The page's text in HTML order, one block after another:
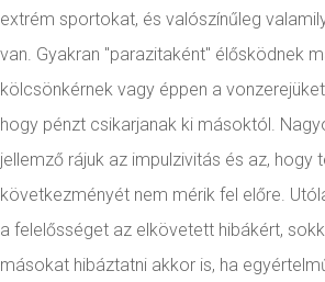
extrém sportokat, és valószínűleg
van. Gyakran "parazitaként" élősködnek
kölcsönkérnek vagy éppen a
hogy pénzt csikarjanak ki másoktól.
jellemző rájuk az impulzivitás és az, hogy
következményét nem mérik fel előre.
a felelősséget az elkövetett hibákért,
másokat hibáztatni akkor is, ha